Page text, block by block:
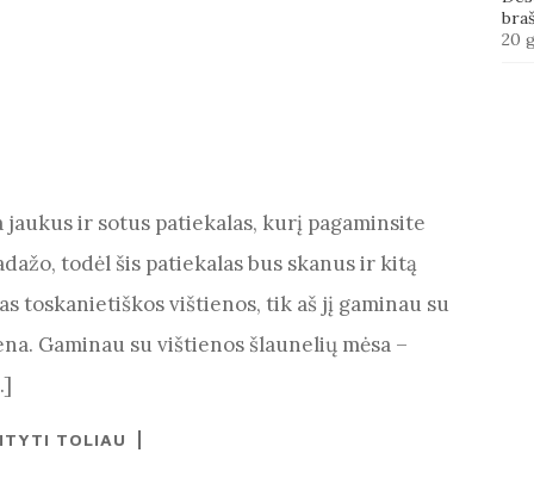
ir sotus patiekalas, kurį pagaminsite
todėl šis patiekalas bus skanus ir kitą
toskanietiškos vištienos, tik aš jį gaminau su
Gaminau su vištienos šlaunelių mėsa –
TOLIAU
20